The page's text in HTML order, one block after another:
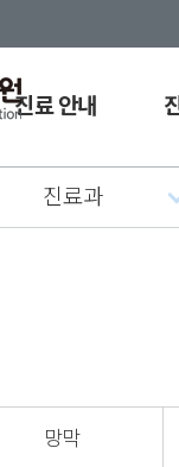
진료 안내
시간표
예약
진
내
진료과
망막